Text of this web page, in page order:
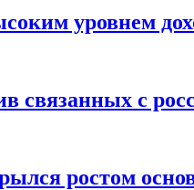
уровнем
связанных с
ростом